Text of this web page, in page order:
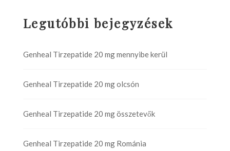
Legutóbbi bejegyzések
Genheal Tirzepatide 20 mg mennyibe kerül
Genheal Tirzepatide 20 mg olcsón
Genheal Tirzepatide 20 mg összetevők
Genheal Tirzepatide 20 mg Románia